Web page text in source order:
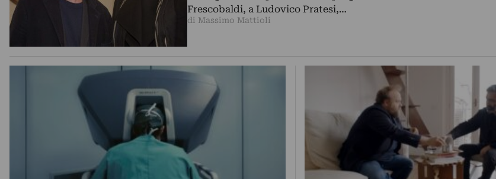
Frescobaldi, a Ludovico Pratesi,…
di Massimo Mattioli